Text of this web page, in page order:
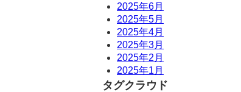
2025年6月
2025年5月
2025年4月
2025年3月
2025年2月
2025年1月
タグクラウド